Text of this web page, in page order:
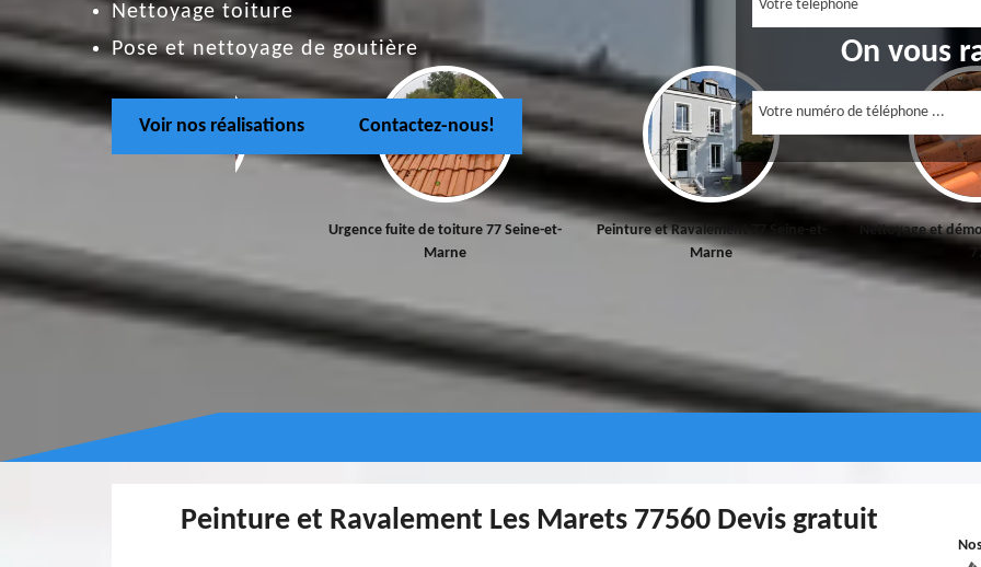
Nettoyage toiture
Pose et nettoyage de goutière
Voir nos réalisations Contactez-nous!
On vous
Urgence fuite de toiture 77 Seine-et-
Marne
Peinture et Ravalement 77 Seine-et-
Marne
Nettoyage et
Peinture et Ravalement Les Marets 77560 Devis gratuit